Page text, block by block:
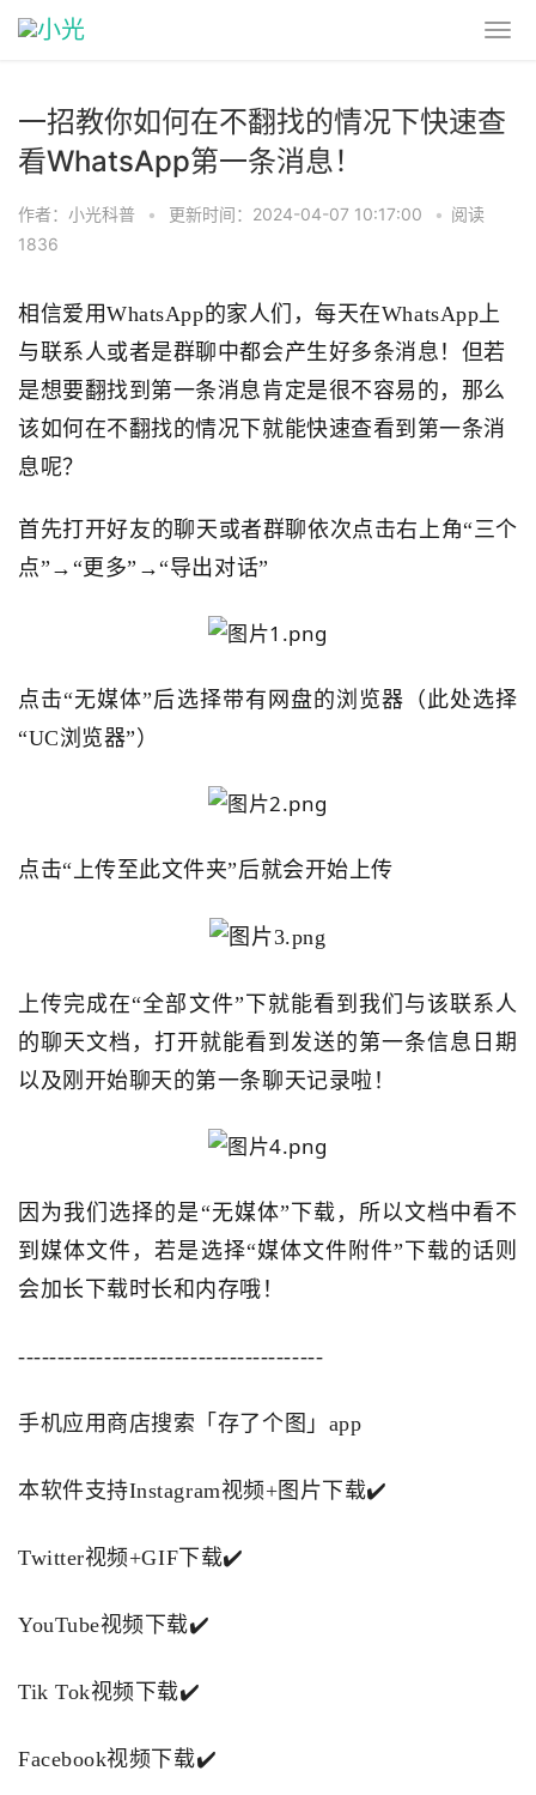
一招教你如何在不翻找的情况下快速查
看WhatsApp第一条消息！
作者：小光科普 • 更新时间：2024-04-07 10:17:00 • 阅读
1836
相信爱用WhatsApp的家人们，每天在WhatsApp上
与联系人或者是群聊中都会产生好多条消息！但若
是想要翻找到第一条消息肯定是很不容易的，那么
该如何在不翻找的情况下就能快速查看到第一条消
息呢？
首先打开好友的聊天或者群聊依次点击右上角“三个
点”→“更多”→“导出对话”
点击“无媒体”后选择带有网盘的浏览器（此处选择
“UC浏览器”）
点击“上传至此文件夹”后就会开始上传
上传完成在“全部文件”下就能看到我们与该联系人
的聊天文档，打开就能看到发送的第一条信息日期
以及刚开始聊天的第一条聊天记录啦！
因为我们选择的是“无媒体”下载，所以文档中看不
到媒体文件，若是选择“媒体文件附件”下载的话则
会加长下载时长和内存哦！
---------------------------------------
手机应用商店搜索「存了个图」app
本软件支持Instagram视频+图片下载✔️
Twitter视频+GIF下载✔️
YouTube视频下载✔️
Tik Tok视频下载✔️
Facebook视频下载✔️